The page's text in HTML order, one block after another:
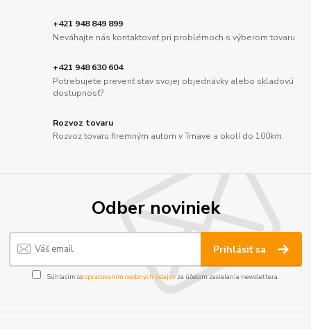
+421 948 849 899
Neváhajte nás kontaktovať pri problémoch s výberom tovaru
+421 948 630 604
Potrebujete preveriť stav svojej objednávky alebo skladovú
dostupnosť?
Rozvoz tovaru
Rozvoz tovaru firemným autom v Trnave a okolí do 100km.
Odber noviniek
Prihlásiť sa
Súhlasím sospracovaním osobných údajov za účelom zasielania newslettera.